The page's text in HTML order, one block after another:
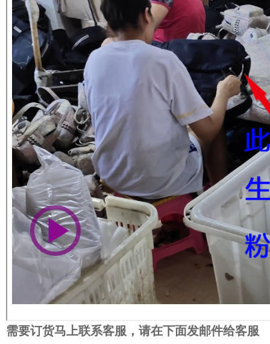
需要订货马上联系客服，请在下面发邮件给客服